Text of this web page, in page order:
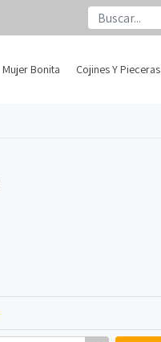
Mujer Bonita Cojines Y Pieceras